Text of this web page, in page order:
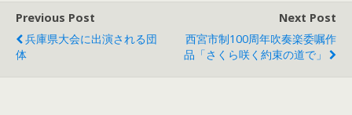
Previous Post
兵庫県大会に出演される団
体
Next Post
西宮市制100周年吹奏楽委嘱作
品「さくら咲く約束の道で」